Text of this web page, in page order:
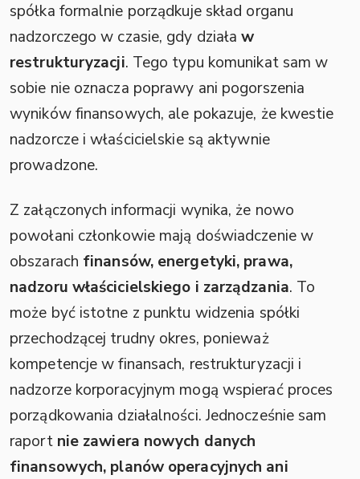
spółka formalnie porządkuje skład organu
nadzorczego w czasie, gdy działaw
restrukturyzacji. Tego typu komunikat sam w
sobie nie oznacza poprawy ani pogorszenia
wyników finansowych, ale pokazuje, że kwestie
nadzorcze i właścicielskie są aktywnie
prowadzone.
Z załączonych informacji wynika, że nowo
powołani członkowie mają doświadczenie w
obszarach finansów, energetyki, prawa,
nadzoru właścicielskiego i zarządzania. To
może być istotne z punktu widzenia spółki
przechodzącej trudny okres, ponieważ
kompetencje w finansach, restrukturyzacji i
nadzorze korporacyjnym mogą wspierać proces
porządkowania działalności. Jednocześnie sam
raport nie zawiera nowych danych
finansowych, planów operacyjnych ani